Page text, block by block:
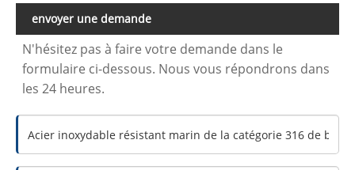
envoyer une demande
N'hésitez pas à faire votre demande dans le
formulaire ci-dessous. Nous vous répondrons dans
les 24 heures.